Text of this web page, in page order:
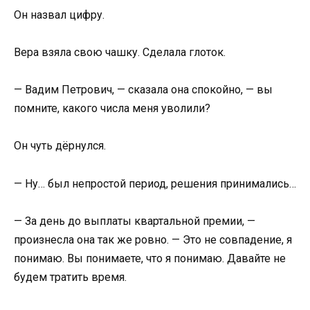
Он назвал цифру.
Вера взяла свою чашку. Сделала глоток.
— Вадим Петрович, — сказала она спокойно, — вы
помните, какого числа меня уволили?
Он чуть дёрнулся.
— Ну… был непростой период, решения принимались…
— За день до выплаты квартальной премии, —
произнесла она так же ровно. — Это не совпадение, я
понимаю. Вы понимаете, что я понимаю. Давайте не
будем тратить время.